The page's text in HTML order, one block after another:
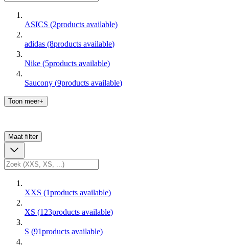
ASICS (2products available)
adidas (8products available)
Nike (5products available)
Saucony (9products available)
Toon meer+
Maat filter
XXS (1products available)
XS (123products available)
S (91products available)